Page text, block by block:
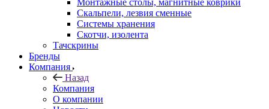
Компания
Назад
Компания
О компании
Новости
Контакты
Контакты
Личный кабинет